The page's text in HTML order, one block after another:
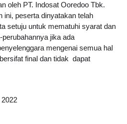
oleh PT. Indosat Ooredoo Tbk.
ini, peserta dinyatakan telah
setuju untuk mematuhi syarat dan
jika ada
mengenai semua hal
final dan tidak  dapat